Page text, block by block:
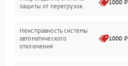
Электропитание
Механика
защиты от перегрузок
1000 ₽
Неисправность системы
автоматического
отключения
1000 ₽